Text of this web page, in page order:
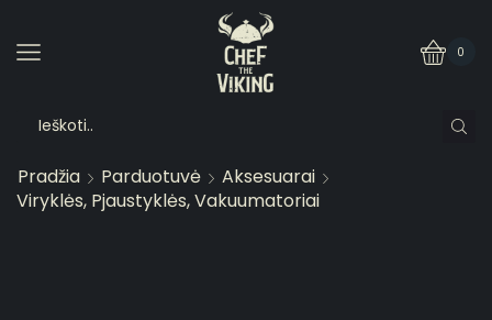
0
Pradžia Parduotuvė
Aksesuarai
Viryklės, Pjaustyklės, Vakuumatoriai